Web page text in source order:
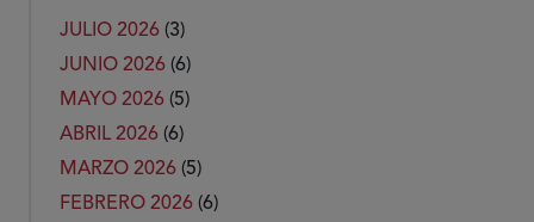
JULIO 2026 (3)
JUNIO 2026 (6)
MAYO 2026 (5)
ABRIL 2026 (6)
MARZO 2026 (5)
FEBRERO 2026 (6)